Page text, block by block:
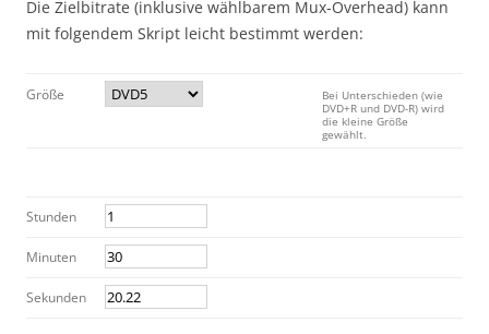
Die Zielbitrate (inklusive wählbarem Mux-Overhead) kann
mit folgendem Skript leicht bestimmt werden:
Größe
Bei Unterschieden (wie
DVD+R und DVD-R) wird
die kleine Größe
gewählt.
Stunden
Minuten
Sekunden